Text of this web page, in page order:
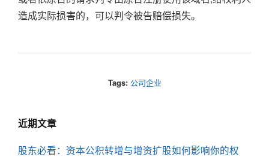
造成实际损害的，可以判令被告赔偿损失。
Tags: 公司企业
近期文章
股东必看：资本公积转增与增资扩股如何影响你的权